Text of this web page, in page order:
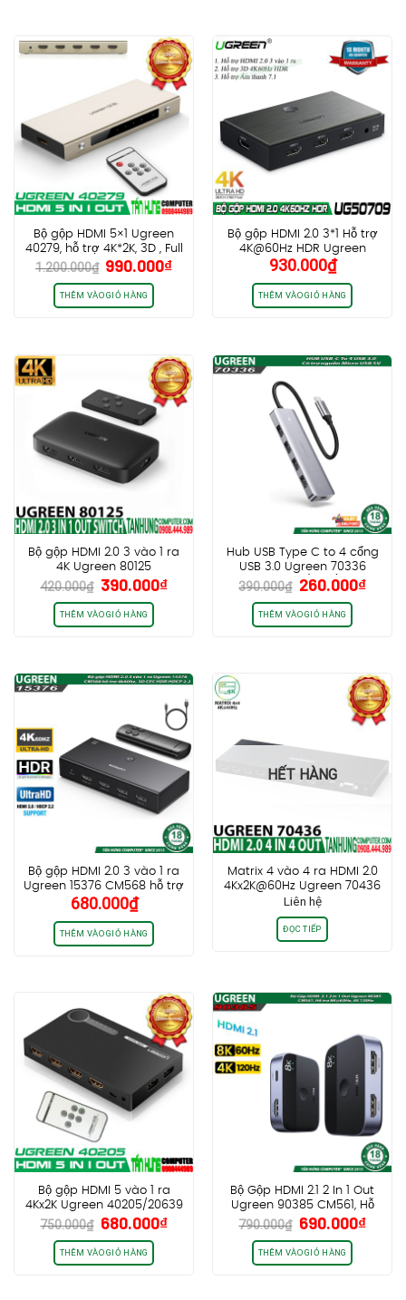
Bộ gộp HDMI 5×1 Ugreen
40279, hỗ trợ 4K*2K, 3D , Full
HD
1.200.000₫ Giá
gốc
là:
1.200.000₫.
990.000₫Giá
THÊM VÀO GIỎ HÀNG
Bộ gộp HDMI 2.0 3*1 Hỗ trợ
4K@60Hz HDR Ugreen
50709
930.000₫
THÊM VÀO GIỎ HÀNG
Bộ gộp HDMI 2.0 3 vào 1 ra
4K Ugreen 80125
420.000₫ Giá
gốc
là:
420.000₫.
390.000₫Giá
THÊM VÀO GIỎ HÀNG
Hub USB Type C to 4 cổng
USB 3.0 Ugreen 70336
CM219 (NEW)
390.000₫ Giá
gốc
là:
390.000₫.
260.000₫Giá
THÊM VÀO GIỎ HÀNG
Bộ gộp HDMI 2.0 3 vào 1 ra
Ugreen 15376 CM568 hỗ trợ
4k60hz, 3D CEC HDR HDCP
680.000₫
THÊM VÀO GIỎ HÀNG
HẾT HÀNG
Matrix 4 vào 4 ra HDMI 2.0
4Kx2K@60Hz Ugreen 70436
Liên hệ
ĐỌC TIẾP
Bộ gộp HDMI 5 vào 1 ra
4Kx2K Ugreen 40205/20639
750.000₫ Giá
gốc
là:
750.000₫.
680.000₫Giá
THÊM VÀO GIỎ HÀNG
Bộ Gộp HDMI 2.1 2 In 1 Out
Ugreen 90385 CM561, Hỗ
trợ 8K@60Hz, 4K 144Hz,
2K240Hz
790.000₫ Giá
gốc
là:
790.000₫.
690.000₫Giá
THÊM VÀO GIỎ HÀNG